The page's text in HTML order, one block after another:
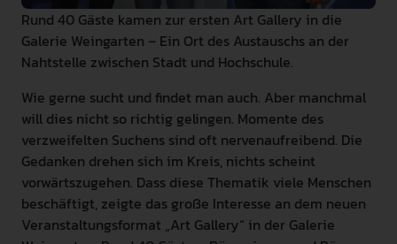
Rund 40 Gäste kamen zur ersten Art Gallery in die
Galerie Weingarten – Ein Ort des Austauschs an der
Nahtstelle zwischen Stadt und Hochschule.
Wie gerne sucht und findet man auch. Aber manchmal
will dies nicht so richtig gelingen. Momente des
verzweifelten Suchens sind oft nervenaufreibend. Die
Gedanken drehen sich im Kreis, nichts scheint
vorwärtszugehen. Dass diese Thematik viele Menschen
beschäftigt, zeigte das große Interesse an dem neuen
Veranstaltungsformat „Art Gallery“ in der Galerie